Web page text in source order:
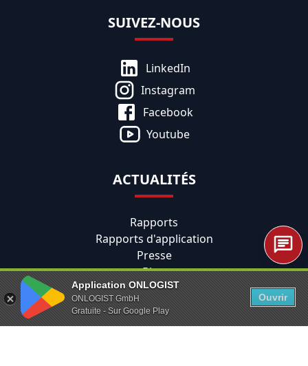
Application ONLOGIST
ONLOGIST GmbH
Gratuite - Sur Google Play
Ouvrir
SUIVEZ-NOUS
LinkedIn
Instagram
Facebook
Youtube
ACTUALITÉS
Rapports
Rapports d'application
Presse
Blog
MENTIONS LÉGALES